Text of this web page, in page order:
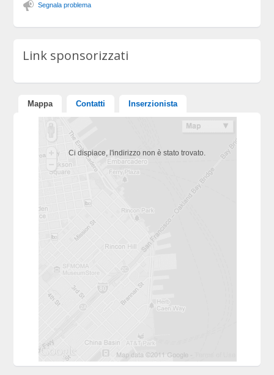
Segnala problema
Link sponsorizzati
Mappa Contatti Inserzionista
Ci dispiace, l'indirizzo non è stato trovato.